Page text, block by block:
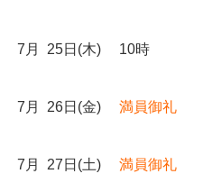
7月 25日(木) 10時
7月 26日(金) 満員御礼
7月 27日(土) 満員御礼